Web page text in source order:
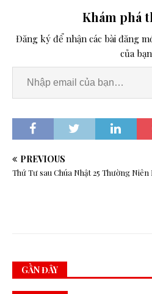
Khám phá
Đăng ký để nhận các bài đăng
của
PREVIOUS
Thứ Tư sau Chúa Nhật 25 Thường Niên
GẦN ĐÂY